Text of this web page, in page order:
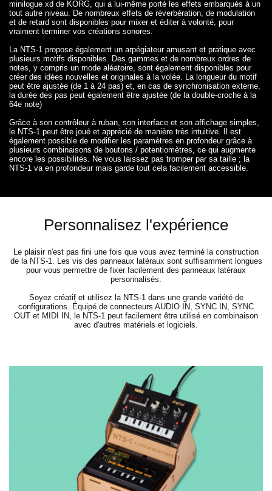
minilogue xd de KORG, qui a lui-même porté les effets embarqués à un
tout autre niveau. De nombreux effets de réverbération, de modulation
et de retard sont disponibles pour mixer et éditer à volonté, pour
vraiment terminer vos créations sonores.
La NTS-1 propose également un arpégiateur amusant et pratique avec
plusieurs motifs disponibles. Des gammes et de nombreux ordres de
notes, y compris un mode aléatoire, sont également disponibles pour
créer des idées nouvelles et originales à la volée. La longueur du motif
peut être ajustée (de 1 à 24 pas) et, en cas de synchronisation externe,
la durée des pas peut également être ajustée (de la double-croche à la
64e note)
Grâce à son contrôleur à ruban, son interface et son affichage simples,
le NTS-1 peut être joué et apprécié de manière très intuitive. Il est
également possible de modifier les paramètres en profondeur grâce à
plusieurs combinaisons de boutons / potentiomètres, ce qui augmente
encore les possibilités. Ne vous laissez pas tromper par sa taille ; la
NTS-1 va en profondeur mais garde tout cela facilement accessible.
Personnalisez l'expérience
Le plaisir n'est pas fini une fois que vous avez terminé la construction
de la NTS-1. Les vis des panneaux latéraux sont suffisamment longues
pour vous permettre de fixer facilement des panneaux latéraux
personnalisés.
Soyez créatif et utilisez la NTS-1 dans une grande variété de
configurations. Équipé de connecteurs AUDIO IN, SYNC IN, SYNC
OUT et MIDI IN, le NTS-1 peut facilement être utilisé en combinaison
avec d'autres matériels et logiciels.